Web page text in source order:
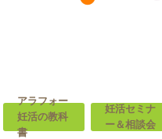
アラフォー
妊活の教科
書
妊活セミナ
ー＆相談会